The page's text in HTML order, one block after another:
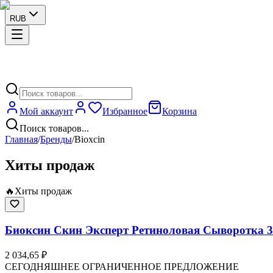
RUB
Мой аккаунт Избранное
Корзина
Поиск товаров...
Главная/Бренды/Bioxcin
Хиты продаж
🔥 Хиты продаж
Биоксин Скин Эксперт Ретиноловая Сыворотка
2 034,65 ₽
СЕГОДНЯШНЕЕ ОГРАНИЧЕННОЕ ПРЕДЛОЖЕНИЕ